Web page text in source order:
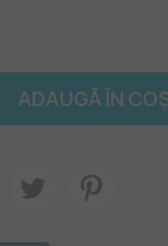
ADAUGĂ ÎN